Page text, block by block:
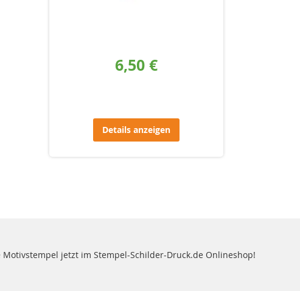
6,50 €
Details anzeigen
jetzt im Stempel-Schilder-Druck.de Onlineshop!